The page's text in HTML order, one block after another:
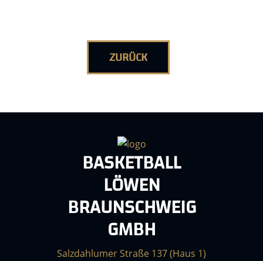
ZURÜCK
BASKETBALL
LÖWEN
BRAUNSCHWEIG
GMBH
Salzdahlumer Straße 137 (Haus 1)